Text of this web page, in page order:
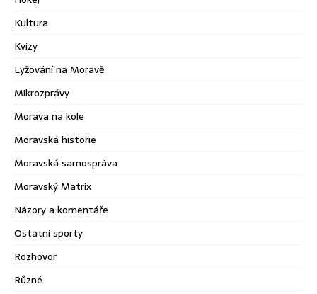
Kultura
Kvízy
Lyžování na Moravě
Mikrozprávy
Morava na kole
Moravská historie
Moravská samospráva
Moravský Matrix
Názory a komentáře
Ostatní sporty
Rozhovor
Různé